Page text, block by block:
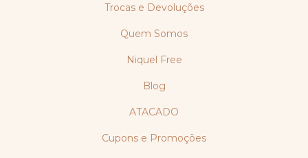
Trocas e Devoluções
Quem Somos
Niquel Free
Blog
ATACADO
Cupons e Promoções